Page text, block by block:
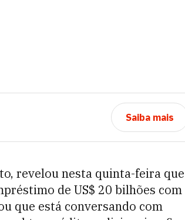
Saiba mais
revelou nesta quinta-feira que
de US$ 20 bilhões com
que está conversando com